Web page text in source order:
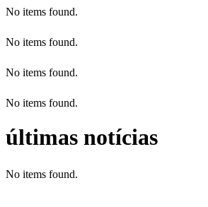
No items found.
No items found.
No items found.
No items found.
últimas notícias
No items found.